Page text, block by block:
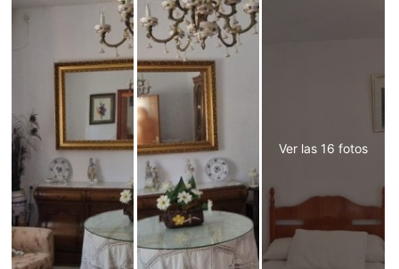
Ver las 16 fotos